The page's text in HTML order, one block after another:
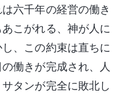
六千年の経営の働き
こがれる、神が人に
、この約束は直ちに
働きが完成され、人
タンが完全に敗北し